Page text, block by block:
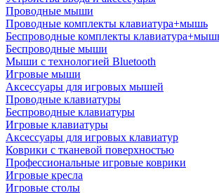
Проводные мыши
Проводные комплекты клавиатура+мышь
Беспроводные комплекты
Беспроводные мыши
Мыши с технологией Bluetooth
Игровые мыши
Аксессуары для игровых мышей
Проводные клавиатуры
Беспроводные клавиатуры
Игровые клавиатуры
Аксессуары для игровых клавиатур
Коврики с тканевой поверхностью
Профессиональные игровые коврики
Игровые кресла
Игровые столы